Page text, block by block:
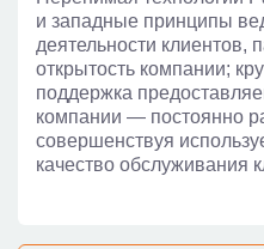
и западные принципы
деятельности клиентов,
открытость компании;
поддержка
компании — постоянно
совершенствуя
качество обслуживания